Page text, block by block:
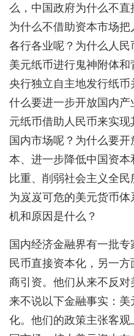
么，中国政府为什么不直
为什么不借助资本市场
各行各业呢？为什么人
美元纸币进行鬼神附体
央行独立自主地发行纸
什么要进一步开放国内
元纸币借助人民币来实
国内市场呢？为什么要
本、进一步降低中国资
比重、削弱社会主义全
为岌岌可危的美元货币
机和原因是什么？
国内经济金融界有一批
民币直接资本化，另一
商引资。他们从来不反
来不说以下金融事实：
化。他们的政策主张客